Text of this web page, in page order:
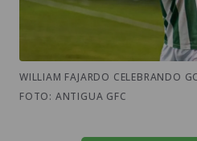
WILLIAM FAJARDO CELEBRANDO
FOTO: ANTIGUA GFC